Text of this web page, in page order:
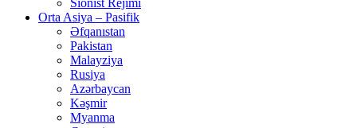
Sionist Rejimi
Orta Asiya – Pasifik
Əfqanıstan
Pakistan
Malayziya
Rusiya
Azərbaycan
Kəşmir
Myanma